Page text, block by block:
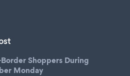
Shoppers During
Monday